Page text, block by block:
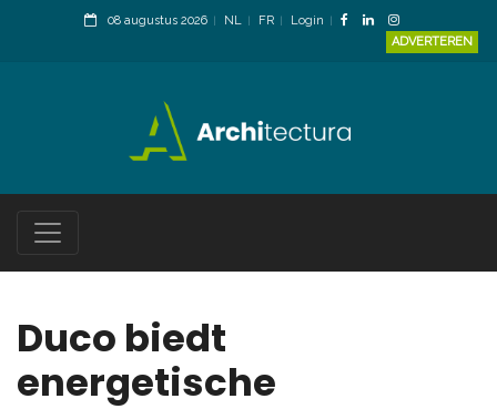
08 augustus 2026 NL FR
Login
ADVERTEREN
Duco biedt
energetische